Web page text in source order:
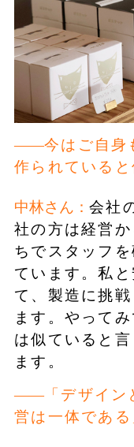
今はご自身
作られていると
中林さん： 会社
社の方は経営
ちでスタッフ
ています。私
て、製造に挑
ます。やって
は似ていると
ます。
「デザイン
営は一体である